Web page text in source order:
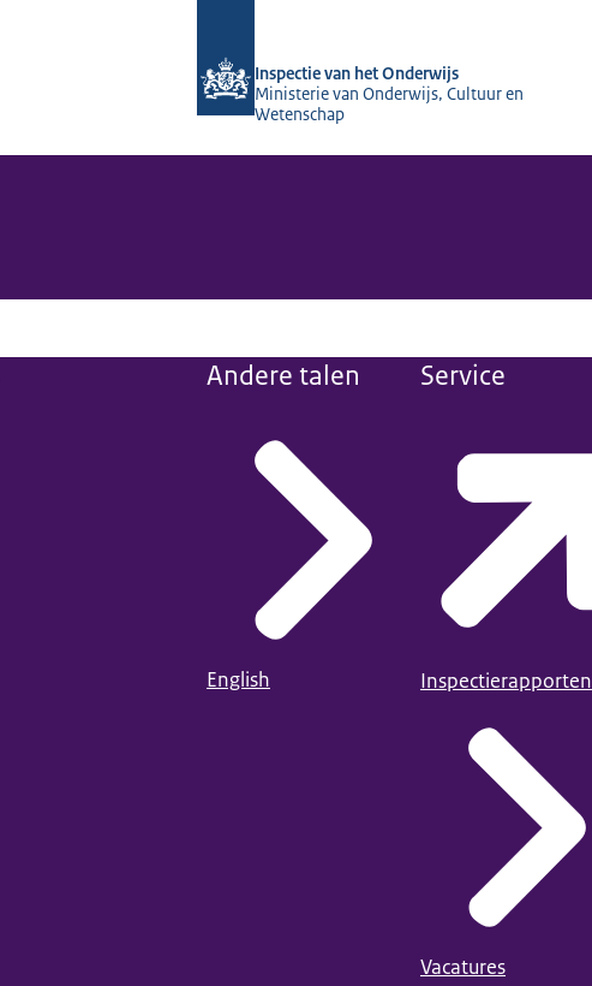
Inspectie van het Onderwijs
Ministerie van Onderwijs, Cultuur en
Wetenschap
Andere talen
English
Service
Inspectierapporten
Vacatures